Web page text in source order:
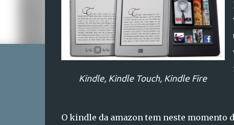
Kindle, Kindle Touch, Kindle Fire
O kindle da amazon tem neste